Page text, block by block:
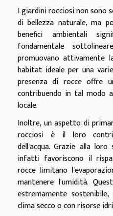
I giardini rocciosi non sono
di bellezza naturale, ma
benefici ambientali
fondamentale
promuovano attivamente
habitat ideale per una
presenza di rocce offre
contribuendo in tal modo
locale.
Inoltre, un aspetto di
rocciosi è il loro
dell'acqua. Grazie alla
infatti favoriscono il
rocce limitano
mantenere l'umidità.
estremamente
clima secco o con risorse